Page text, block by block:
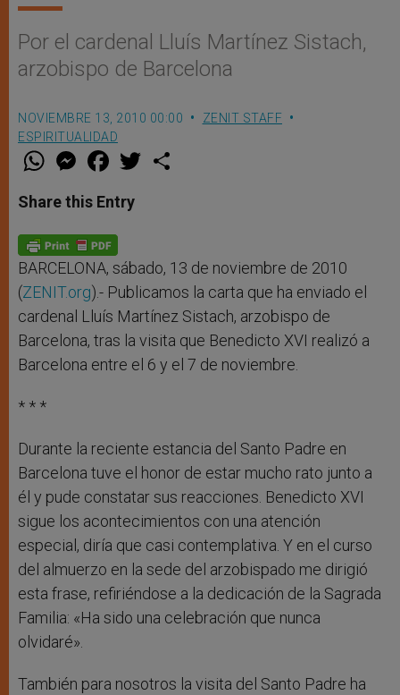
Por el cardenal Lluís Martínez Sistach,
arzobispo de Barcelona
NOVIEMBRE 13, 2010 00:00
ZENIT STAFF
ESPIRITUALIDAD
W
t
s
p
p
M
e
s
e
g
e
r
F
a
e
b
o
k
w
Share this Entry
BARCELONA, sábado, 13 de noviembre de 2010
(ZENIT.org).- Publicamos la carta que ha enviado el
cardenal Lluís Martínez Sistach, arzobispo de
Barcelona, tras la visita que Benedicto XVI realizó a
Barcelona entre el 6 y el 7 de noviembre.
* * *
Durante la reciente estancia del Santo Padre en
Barcelona tuve el honor de estar mucho rato junto a
él y pude constatar sus reacciones. Benedicto XVI
sigue los acontecimientos con una atención
especial, diría que casi contemplativa. Y en el curso
del almuerzo en la sede del arzobispado me dirigió
esta frase, refiriéndose a la dedicación de la Sagrada
Familia: «Ha sido una celebración que nunca
olvidaré».
También para nosotros la visita del Santo Padre ha